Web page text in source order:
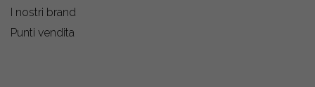
I nostri brand
Punti vendita